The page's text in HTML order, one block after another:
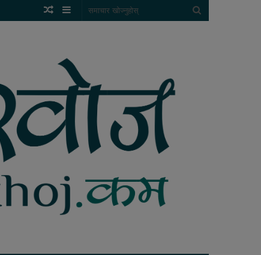
Sidebar
Random